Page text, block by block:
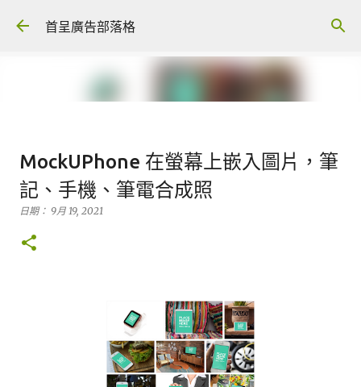
首呈廣告部落格
板，快速製作出電商圖片素材
日期： 1月 11, 2022 素材設計
MockUPhone 在螢幕上嵌入圖片，筆
記、手機、筆電合成照
日期： 9月 19, 2021